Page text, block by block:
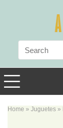
Home » Juguetes »